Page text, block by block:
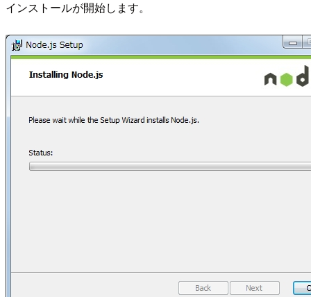
インストールが開始します。